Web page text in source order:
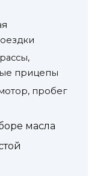
прицепы
пробег
масла